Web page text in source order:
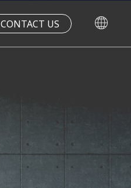
CONTACT US